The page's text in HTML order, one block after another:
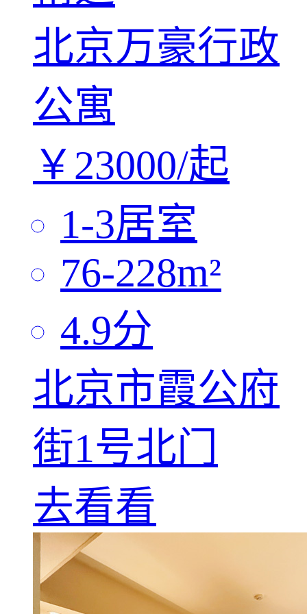
北京万豪行政
公寓
￥23000/起
1-3居室
76-228m²
4.9分
北京市霞公府
街1号北门
去看看